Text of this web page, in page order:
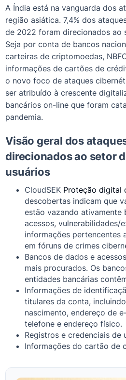
A Índia está na vanguarda dos
região asiática. 7,4% dos
de 2022 foram direcionados ao
Seja por conta de bancos
carteiras de criptomoedas,
informações de cartões de
o novo foco de ataques
ser atribuído à crescente
bancários on-line que foram
pandemia.
Visão geral dos
direcionados ao setor
usuários
CloudSEK Proteção digital
descobertas indicam que
estão vazando ativamente
acessos, vulnerabilidades/
informações pertencentes
em fóruns de crimes
Bancos de dados e
mais procurados. Os
entidades bancárias
Informações de
titulares da conta,
nascimento, endereço de
telefone e endereço físico.
Registros e credenciais de
Informações do cartão de